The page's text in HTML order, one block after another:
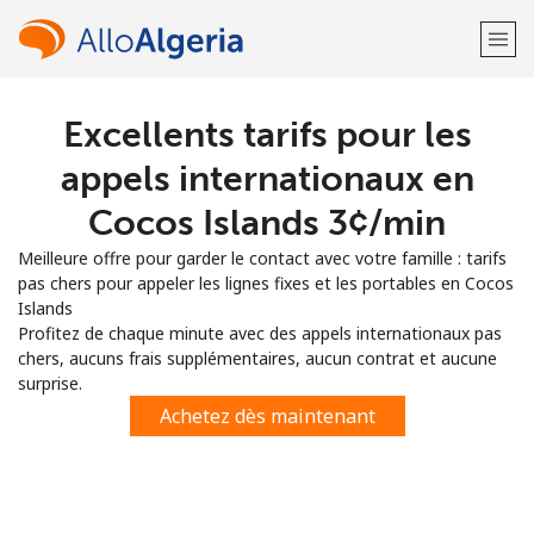
Bienvenue!
Vous avez déjà un compte?
S'enregistrer avec
ou
Excellents tarifs pour les
appels internationaux en
Cocos Islands ⁦3¢⁩/min
Meilleure offre pour garder le contact avec votre famille : tarifs
pas chers pour appeler les lignes fixes et les portables en Cocos
Islands
Profitez de chaque minute avec des appels internationaux pas
chers, aucuns frais supplémentaires, aucun contrat et aucune
surprise.
Achetez dès maintenant